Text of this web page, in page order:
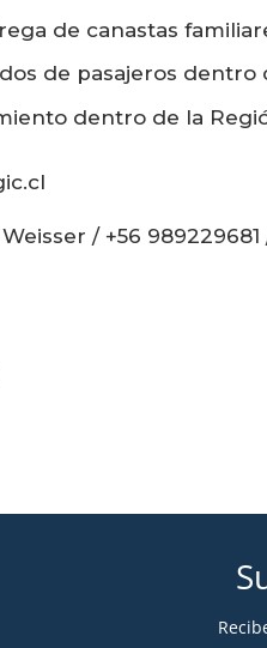
de canastas
de pasajeros dentro
dentro de la
/ +56